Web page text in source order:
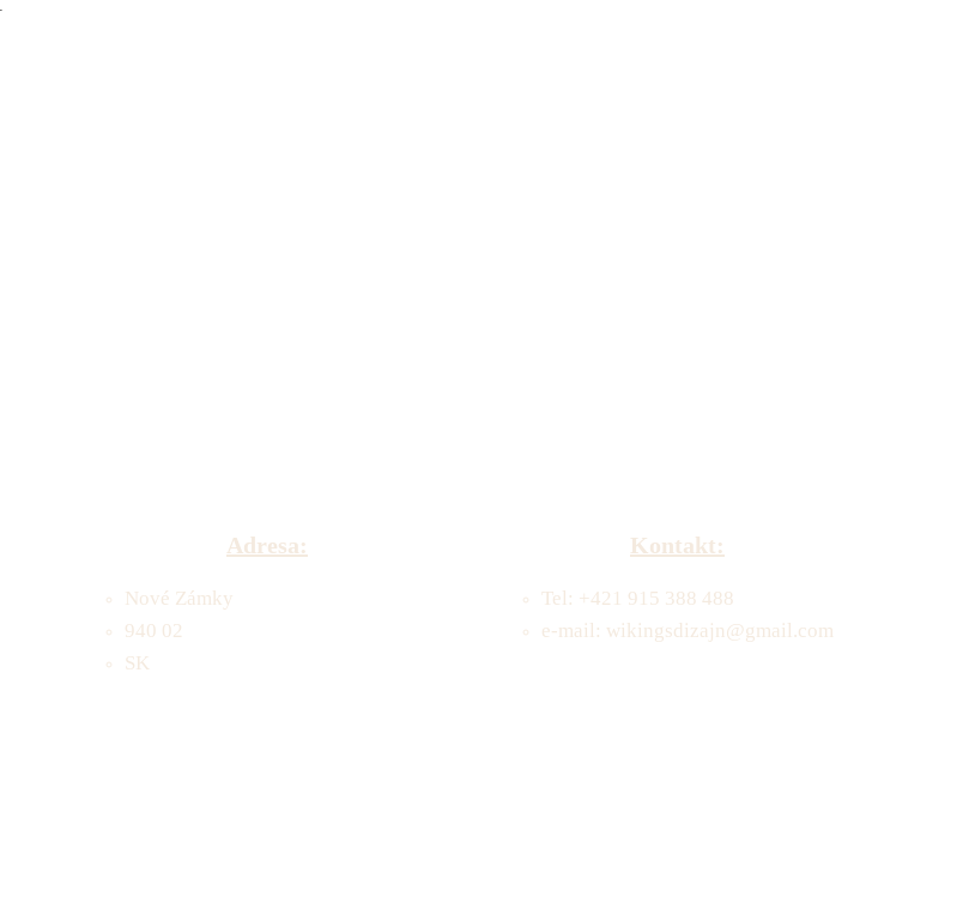
Adresa:
Nové Zámky
940 02
SK
Kontakt:
Tel: +421 915 388 488
e-mail: wikingsdizajn@gmail.com